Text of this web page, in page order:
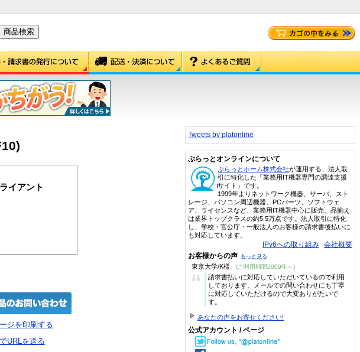
イアント
ジを印刷する
URLを送る
Tweets by platonline
ぷらっとオンラインについて
ぷらっとホーム株式会社が運用する、法人取
引に特化した「業務用IT機器専門の調達支援
サイト」です。
1999年よりネットワーク機器、サーバ、スト
レージ、パソコン周辺機器、PCパーツ、ソフトウェ
ア、ライセンスなど、業務用IT機器中心に販売。品揃え
は業界トップクラスの約5.5万点です。法人取引に特化
し、学校・官公庁・一般法人のお客様の請求書後払いに
も対応しています。
IPv6への取り組み 会社概要
お客様からの声 もっと見る
東京大学/K様 (ご利用期間2009年～)
“
請求書払いに対応していただいているので利用
しております。メールでの問い合わせにも丁寧
に対応していただけるので大変ありがたいで
す。
あなたの声をお寄せください!
公式アカウント / ページ